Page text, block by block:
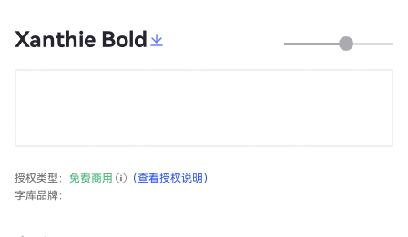
Xanthie Bold
授权类型： 免费商用
（查看授权说明）
字库品牌：